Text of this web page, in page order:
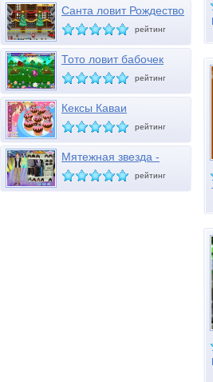
Санта ловит Рождество
рейтинг
Тото ловит бабочек
рейтинг
Кексы Каваи
рейтинг
Мятежная звезда -
Диего
рейтинг